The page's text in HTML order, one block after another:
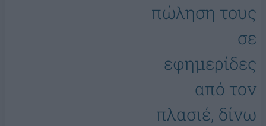
πώληση τους
σε
εφημερίδες
από τον
πλασιέ, δίνω